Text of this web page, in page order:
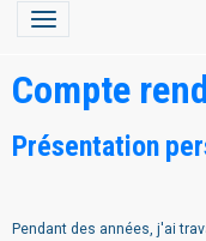
Compte
Présentation
Pendant des années, j'ai